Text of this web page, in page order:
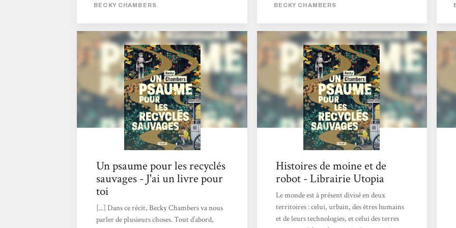
un monde utopique, l'être humain trouvera
toujours du grain à moudre.Une fiction
pleine de positivité qui se lit d’une traite ! (Et
qui me donne d'ailleurs envie de continuer
l'épopée des voyages de la même autrice)"
Lara - Bibliothécaire à Ciney
BECKY CHAMBERS
machines ont acquit un état de conscience
les ayant incitées, non pas à balancer une
pluie de missiles sur leurs créateurs, mais
plutôt à se retirer, jusqu’à devenir des
mythes pour les humains. Dex est un moine
BECKY CHAMBERS
Un psaume pour les recyclés
sauvages - J'ai un livre pour
toi
[...] Dans ce récit, Becky Chambers va nous
parler de plusieurs choses. Tout d’abord,
Histoires de moine et de
robot - Librairie Utopia
Le monde est à présent divisé en deux
territoires : celui, urbain, des êtres humains
et de leurs technologies, et celui des terres